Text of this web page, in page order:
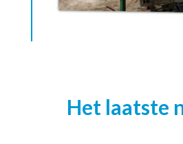
Het laatste